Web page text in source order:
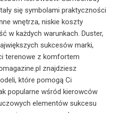
się symbolami praktyczności
wnętrza, niskie koszty
w każdych warunkach. Duster,
sukcesów marki,
terenowe z komfortem
znajdziesz
które pomogą Ci
popularne wśród kierowców
elementów sukcesu